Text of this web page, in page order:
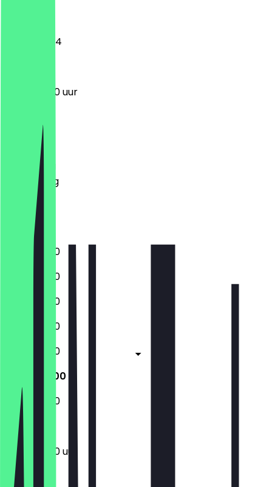
Aalmarkt 14
11:30 - 20:00 uur
Maandag
Dinsdag
Woensdag
Donderdag
Vrijdag
Zaterdag
Zondag
11:30 - 20:00
11:30 - 20:00
11:30 - 20:00
11:30 - 20:00
11:30 - 20:00
11:30 - 20:00
11:30 - 20:00
11:30 - 20:00 uur